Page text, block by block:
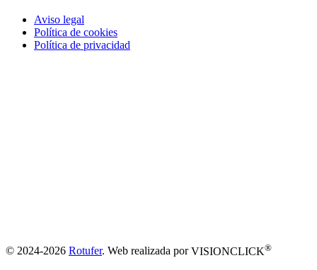
Aviso legal
Política de cookies
Política de privacidad
© 2024-2026 Rotufer. Web realizada porVISIONCLICK®